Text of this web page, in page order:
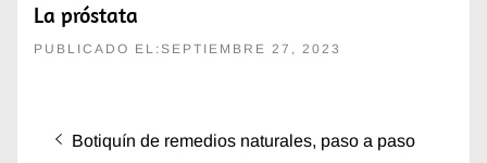
La próstata
PUBLICADO EL:SEPTIEMBRE 27, 2023
Navegación
Entrada
Botiquín de remedios naturales, paso a paso